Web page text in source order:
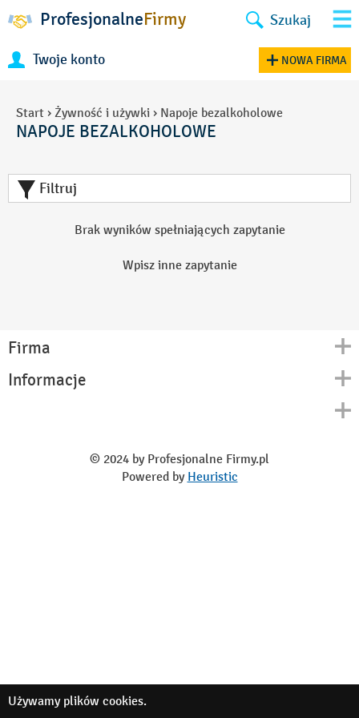
ProfesjonalneFirmy Szukaj
Twoje konto NOWA FIRMA
Start › Żywność i używki › Napoje bezalkoholowe
NAPOJE BEZALKOHOLOWE
Filtruj
Brak wyników spełniających zapytanie
Wpisz inne zapytanie
Firma
Kontakt
Informacje
© 2024 by Profesjonalne Firmy.pl
Powered by Heuristic
Używamy plików cookies.